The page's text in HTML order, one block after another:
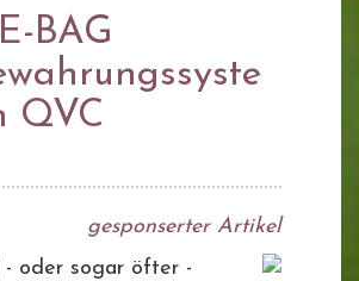
BAG
QVC
gesponserter Artikel
- oder sogar öfter -